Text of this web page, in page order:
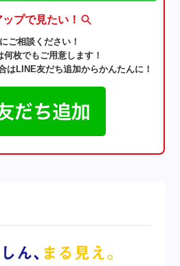
プで見たい！
ご相談ください！
何枚でもご用意します！
はLINE友だち追加からかんたんに！